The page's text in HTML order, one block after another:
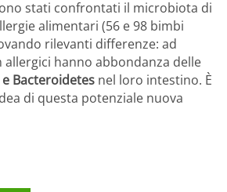
stati confrontati il microbiota di
alimentari (56 e 98 bimbi
rilevanti differenze: ad
allergici hanno abbondanza delle
Bacteroidetes nel loro intestino. È
di questa potenziale nuova